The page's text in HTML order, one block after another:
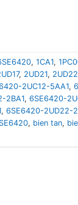
, 1CA1,
, 2UD21, 2UD22
2UC12-5AA1,
2BA1, 6SE6420-
, 6SE6420-2UD22-
, bien tan,